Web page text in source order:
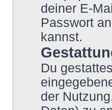
deiner E-
Passwort
kannst.
Du
der